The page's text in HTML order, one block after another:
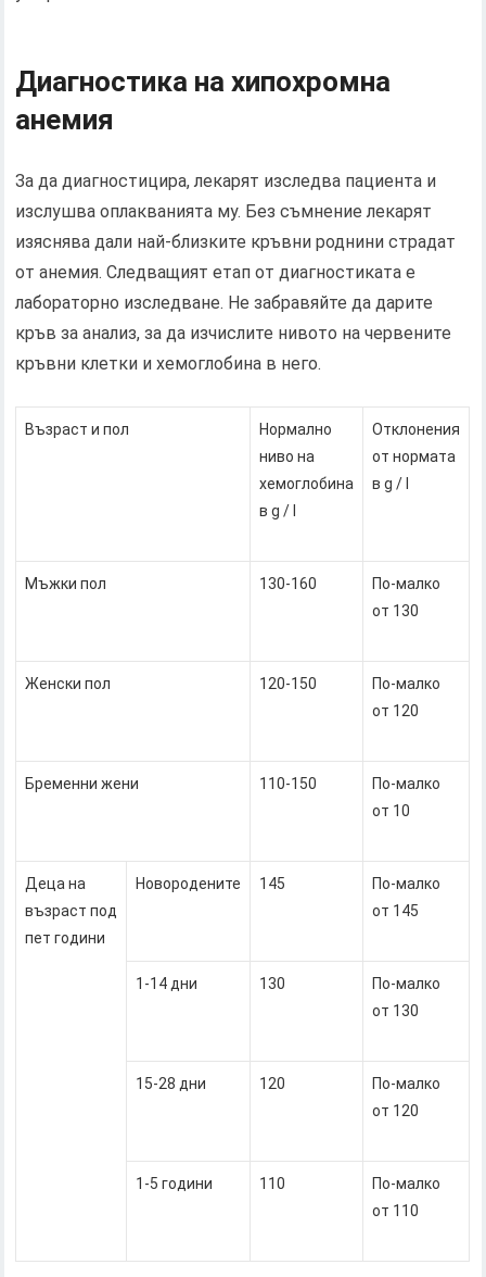
Диагностика на хипохромна
анемия
За да диагностицира, лекарят изследва пациента и
изслушва оплакванията му. Без съмнение лекарят
изяснява дали най-близките кръвни роднини страдат
от анемия. Следващият етап от диагностиката е
лабораторно изследване. Не забравяйте да дарите
кръв за анализ, за ​​да изчислите нивото на червените
кръвни клетки и хемоглобина в него.
Възраст и пол
Нормално
ниво на
хемоглобина
в g / l
Отклонения
от нормата
в g / l
Мъжки пол 130-160
По-малко
от 130
Женски пол 120-150
По-малко
от 120
Бременни жени 110-150
По-малко
от 10
Деца на
възраст под
пет години
Новородените 145
По-малко
от 145
1-14 дни 130
По-малко
от 130
15-28 дни 120
По-малко
от 120
1-5 години 110
По-малко
от 110